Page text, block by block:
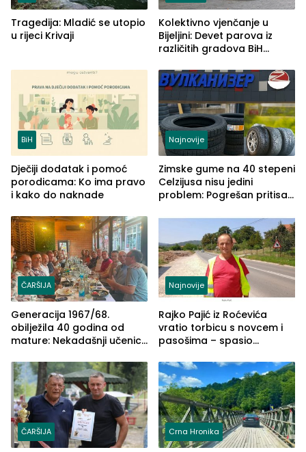
Tragedija: Mladić se utopio
u rijeci Krivaji
Kolektivno vjenčanje u
Bijeljini: Devet parova iz
različitih gradova BiH
BiH
Dječiji dodatak i pomoć
porodicama: Ko ima pravo
i kako do naknade
Najnovije
Zimske gume na 40 stepeni
Celzijusa nisu jedini
problem: Pogrešan pritisak
ČARŠIJA
Generacija 1967/68.
obilježila 40 godina od
mature: Nekadašnji učenici
(FOTO)
Najnovije
Rajko Pajić iz Roćevića
vratio torbicu s novcem i
pasošima – spasio
Grčkoj
ČARŠIJA Crna Hronika